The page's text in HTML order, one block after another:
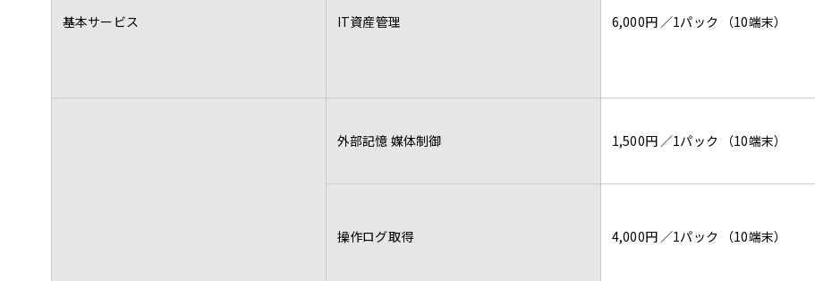
基本サービス IT資産管理 6,000円 ／1パック （10端末）
外部記憶 媒体制御 1,500円 ／1パック （10端末）
操作ログ取得 4,000円 ／1パック （10端末）